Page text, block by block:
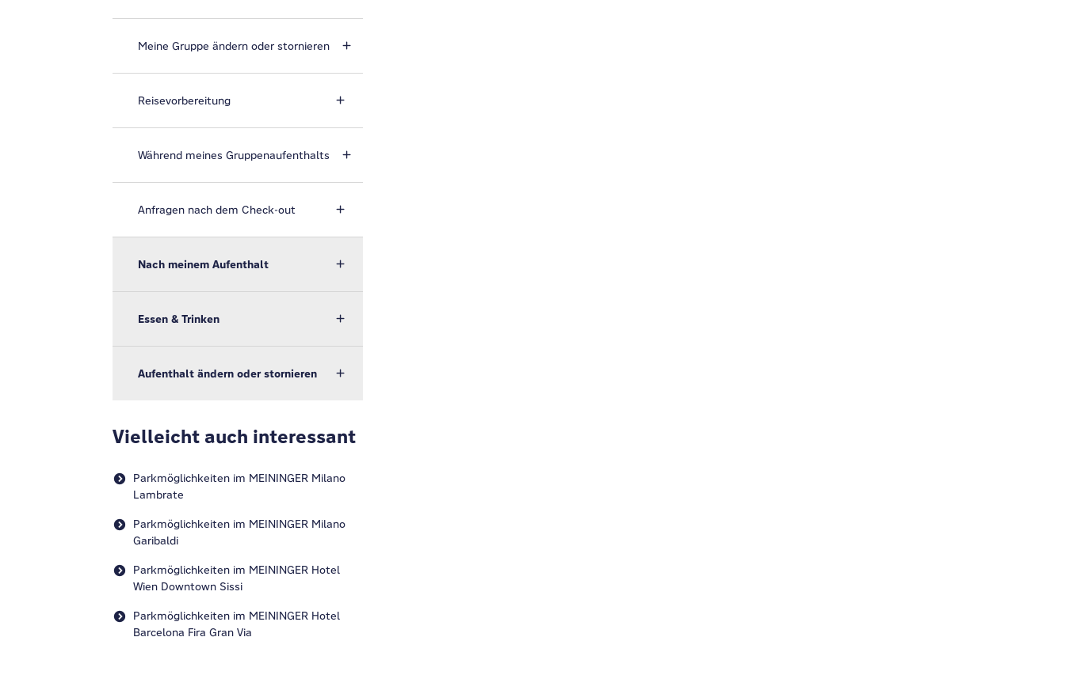
Meine Gruppe ändern oder stornieren
Reisevorbereitung
Während meines Gruppenaufenthalts
Anfragen nach dem Check-out
Nach meinem Aufenthalt
Essen & Trinken
Aufenthalt ändern oder stornieren
Vielleicht auch interessant
Parkmöglichkeiten im MEININGER Milano
Lambrate
Parkmöglichkeiten im MEININGER Milano
Garibaldi
Parkmöglichkeiten im MEININGER Hotel
Wien Downtown Sissi
Parkmöglichkeiten im MEININGER Hotel
Barcelona Fira Gran Via